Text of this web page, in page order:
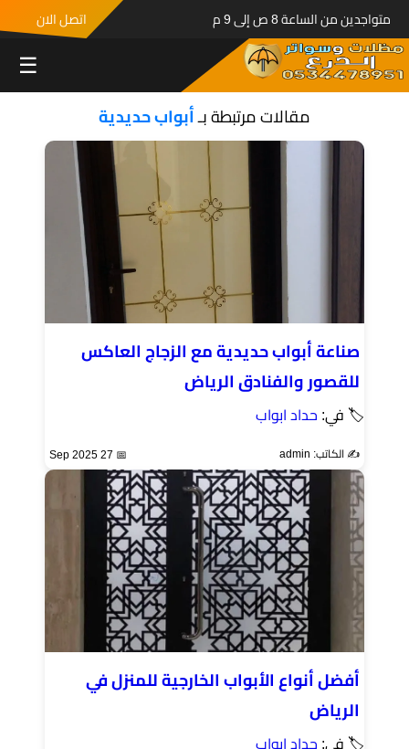
متواجدين من الساعة 8 ص إلى 9 م اتصل الان
☰
مقالات مرتبطة بـأبواب حديدية
صناعة أبواب حديدية مع الزجاج العاكس
للقصور والفنادق الرياض
🏷 في: حداد ابواب
✍️ الكاتب: admin 📅 27 Sep 2025
أفضل أنواع الأبواب الخارجية للمنزل في
الرياض
🏷 في: حداد ابواب